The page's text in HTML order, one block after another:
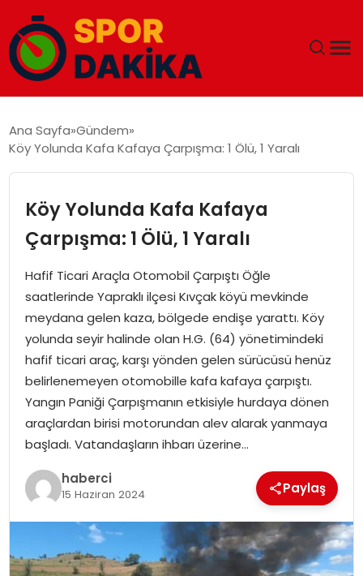
GÜNDEM
DÜNYA
EĞITIM
EKONOMI
MAGAZIN
SAĞLIK
SIYASET
SPOR
TEKNOLOJI
Ana Sayfa Gündem
Köy Yolunda Kafa Kafaya Çarpışma: 1 Ölü, 1 Yaralı
Köy Yolunda Kafa Kafaya
Çarpışma: 1 Ölü, 1 Yaralı
Hafif Ticari Araçla Otomobil Çarpıştı Öğle
saatlerinde Yapraklı ilçesi Kıvçak köyü mevkinde
meydana gelen kaza, bölgede endişe yarattı. Köy
yolunda seyir halinde olan H.G. (64) yönetimindeki
hafif ticari araç, karşı yönden gelen sürücüsü henüz
belirlenemeyen otomobille kafa kafaya çarpıştı.
Yangın Paniği Çarpışmanın etkisiyle hurdaya dönen
araçlardan birisi motorundan alev alarak yanmaya
başladı. Vatandaşların ihbarı üzerine…
haberci
15 Haziran 2024 Paylaş